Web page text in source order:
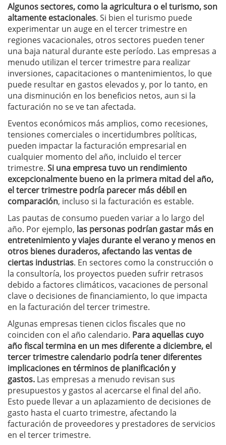
Algunos sectores, como la agricultura o el turismo, son
altamente estacionales. Si bien el turismo puede
experimentar un auge en el tercer trimestre en
regiones vacacionales, otros sectores pueden tener
una baja natural durante este período. Las empresas a
menudo utilizan el tercer trimestre para realizar
inversiones, capacitaciones o mantenimientos, lo que
puede resultar en gastos elevados y, por lo tanto, en
una disminución en los beneficios netos, aun si la
facturación no se ve tan afectada.
Eventos económicos más amplios, como recesiones,
tensiones comerciales o incertidumbres políticas,
pueden impactar la facturación empresarial en
cualquier momento del año, incluido el tercer
trimestre. Si una empresa tuvo un rendimiento
excepcionalmente bueno en la primera mitad del año,
el tercer trimestre podría parecer más débil en
comparación, incluso si la facturación es estable.
Las pautas de consumo pueden variar a lo largo del
año. Por ejemplo, las personas podrían gastar más en
entretenimiento y viajes durante el verano y menos en
otros bienes duraderos, afectando las ventas de
ciertas industrias. En sectores como la construcción o
la consultoría, los proyectos pueden sufrir retrasos
debido a factores climáticos, vacaciones de personal
clave o decisiones de financiamiento, lo que impacta
en la facturación del tercer trimestre.
Algunas empresas tienen ciclos fiscales que no
coinciden con el año calendario. Para aquellas cuyo
año fiscal termina en un mes diferente a diciembre, el
tercer trimestre calendario podría tener diferentes
implicaciones en términos de planificación y
gastos. Las empresas a menudo revisan sus
presupuestos y gastos al acercarse el final del año.
Esto puede llevar a un aplazamiento de decisiones de
gasto hasta el cuarto trimestre, afectando la
facturación de proveedores y prestadores de servicios
en el tercer trimestre.